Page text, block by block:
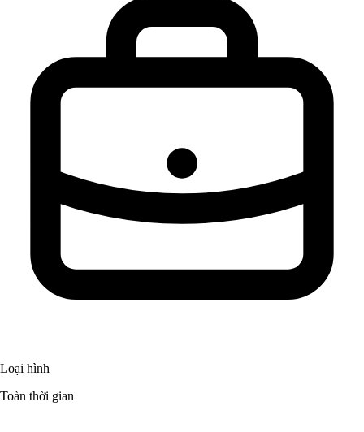
Loại hình
Toàn thời gian